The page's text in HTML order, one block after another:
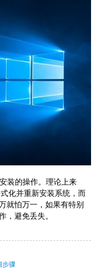
装的操作。理论上来
化并重新安装系统，而
就怕万一，如果有特别
避免丢失。
步骤